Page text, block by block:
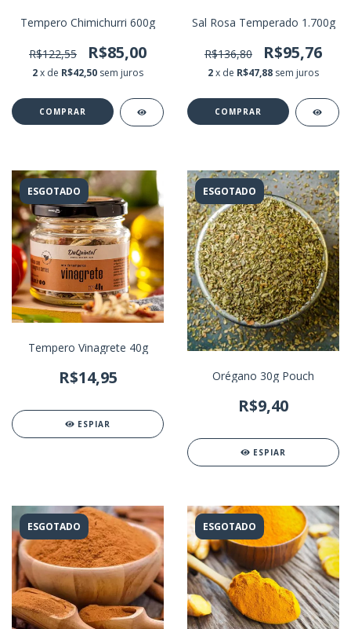
Tempero Chimichurri 600g
R$122,55 R$85,00
2x de R$42,50 sem juros
Sal Rosa Temperado 1.700g
R$136,80 R$95,76
2x de R$47,88 sem juros
ESGOTADO
Tempero Vinagrete 40g
R$14,95
ESPIAR
ESGOTADO
Orégano 30g Pouch
R$9,40
ESPIAR
ESGOTADO ESGOTADO